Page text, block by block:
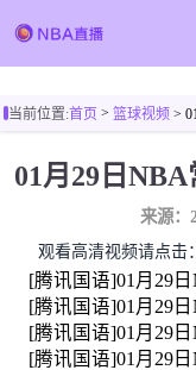
足球直播
篮球视频
当前位置:首页> 篮球视频 >
来源：
观看高清视频请点击：
[腾讯国语]01月29
[腾讯国语]01月29
[腾讯国语]01月29
[腾讯国语]01月29